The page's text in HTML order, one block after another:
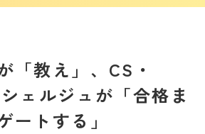
「教え」、CS・
ェルジュが「合格ま
ートする」